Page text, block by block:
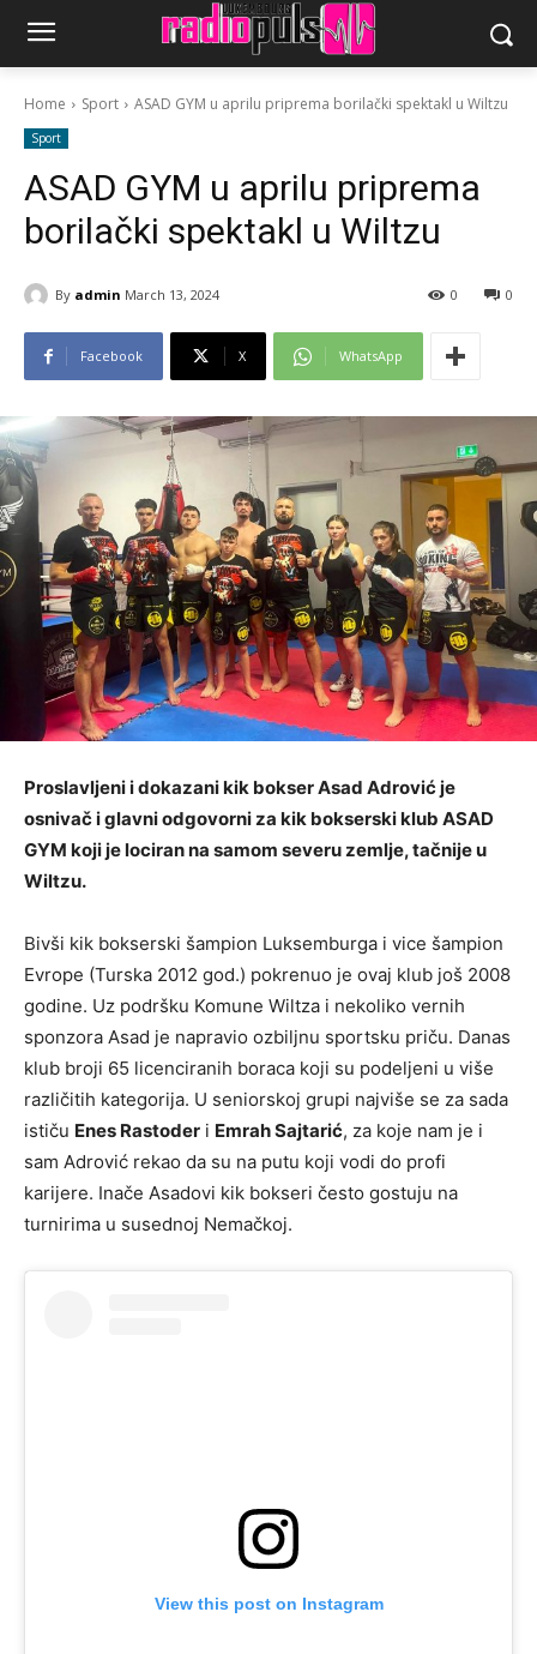
Home Sport ASAD GYM u aprilu priprema borilački spektakl u Wiltzu
Sport
ASAD GYM u aprilu priprema
borilački spektakl u Wiltzu
By admin March 13, 2024 0
0
Facebook X WhatsApp
Proslavljeni i dokazani kik bokser Asad Adrović je
osnivač i glavni odgovorni za kik bokserski klub ASAD
GYM koji je lociran na samom severu zemlje, tačnije u
Wiltzu.
Bivši kik bokserski šampion Luksemburga i vice šampion
Evrope (Turska 2012 god.) pokrenuo je ovaj klub još 2008
godine. Uz podršku Komune Wiltza i nekoliko vernih
sponzora Asad je napravio ozbiljnu sportsku priču. Danas
klub broji 65 licenciranih boraca koji su podeljeni u više
različitih kategorija. U seniorskoj grupi najviše se za sada
ističu Enes Rastoder i Emrah Sajtarić, za koje nam je i
sam Adrović rekao da su na putu koji vodi do profi
karijere. Inače Asadovi kik bokseri često gostuju na
turnirima u susednoj Nemačkoj.
View this post on Instagram